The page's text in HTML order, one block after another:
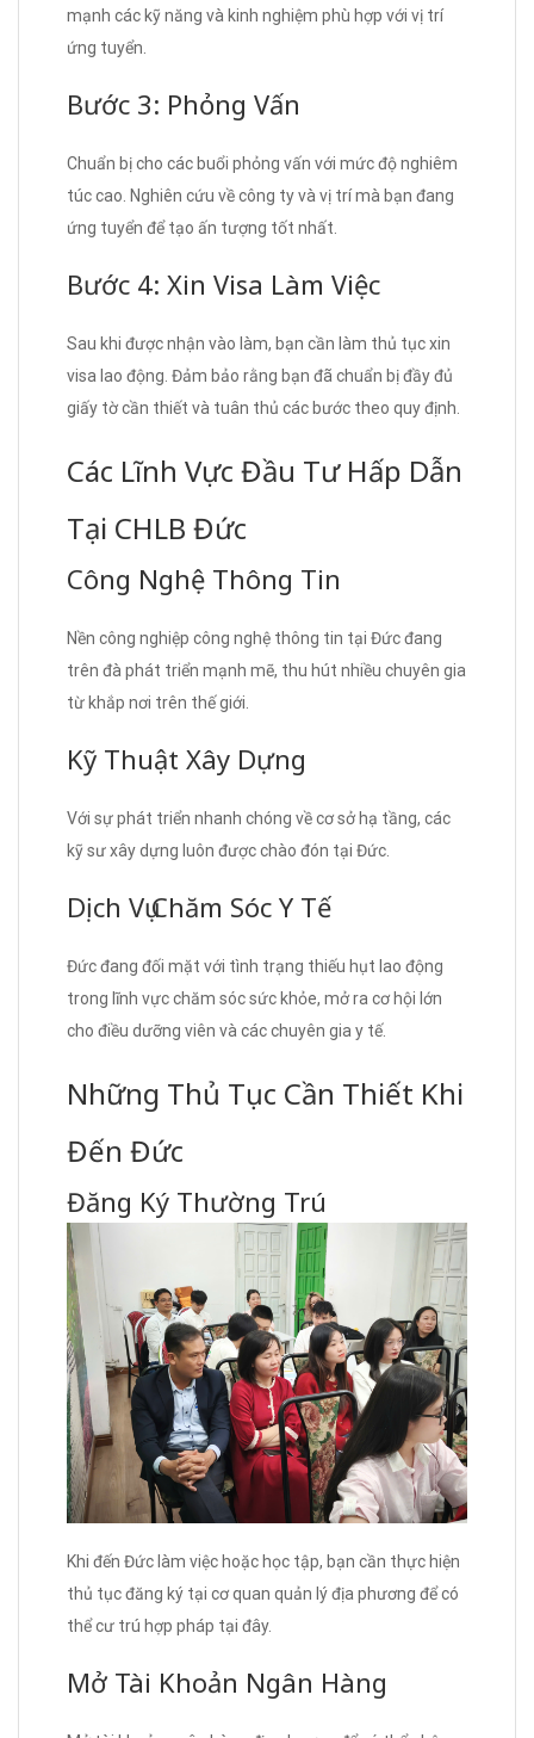
mạnh các kỹ năng và kinh nghiệm phù hợp với vị trí
ứng tuyển.
Bước 3: Phỏng Vấn
Chuẩn bị cho các buổi phỏng vấn với mức độ nghiêm
túc cao. Nghiên cứu về công ty và vị trí mà bạn đang
ứng tuyển để tạo ấn tượng tốt nhất.
Bước 4: Xin Visa Làm Việc
Sau khi được nhận vào làm, bạn cần làm thủ tục xin
visa lao động. Đảm bảo rằng bạn đã chuẩn bị đầy đủ
giấy tờ cần thiết và tuân thủ các bước theo quy định.
Các Lĩnh Vực Đầu Tư Hấp Dẫn
Tại CHLB Đức
Công Nghệ Thông Tin
Nền công nghiệp công nghệ thông tin tại Đức đang
trên đà phát triển mạnh mẽ, thu hút nhiều chuyên gia
từ khắp nơi trên thế giới.
Kỹ Thuật Xây Dựng
Với sự phát triển nhanh chóng về cơ sở hạ tầng, các
kỹ sư xây dựng luôn được chào đón tại Đức.
Dịch Vụ Chăm Sóc Y Tế
Đức đang đối mặt với tình trạng thiếu hụt lao động
trong lĩnh vực chăm sóc sức khỏe, mở ra cơ hội lớn
cho điều dưỡng viên và các chuyên gia y tế.
Những Thủ Tục Cần Thiết Khi
Đến Đức
Đăng Ký Thường Trú
Khi đến Đức làm việc hoặc học tập, bạn cần thực hiện
thủ tục đăng ký tại cơ quan quản lý địa phương để có
thể cư trú hợp pháp tại đây.
Mở Tài Khoản Ngân Hàng